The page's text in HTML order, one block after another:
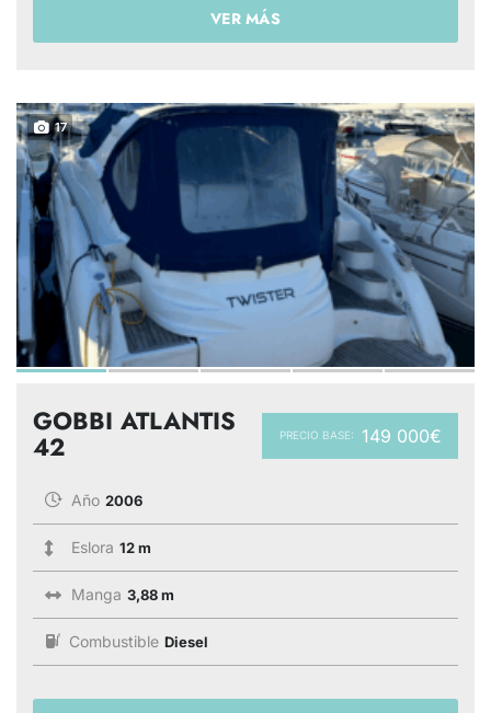
VER MÁS
17
PRECIO BASE: 149 000€
GOBBI ATLANTIS
42
Año 2006
Eslora 12 m
Manga 3,88 m
Combustible Diesel